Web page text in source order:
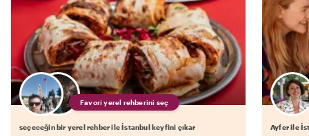
Favori yerel rehberini seç
seçeceğin bir yerel rehber ile İstanbul keyfini çıkar Ayfer ile